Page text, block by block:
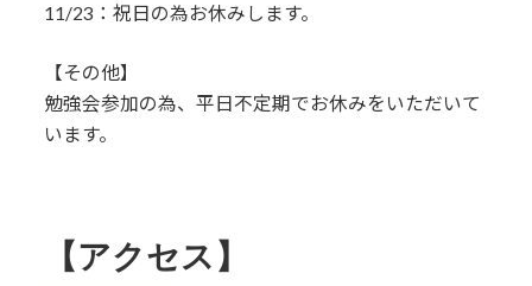
11/23：祝日の為お休みします。
【その他】
勉強会参加の為、平日不定期でお休みをいただいて
います。
【アクセス】